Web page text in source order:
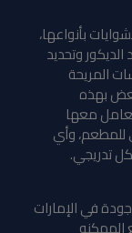
بأنواعها،
وتحديد
المريحة
بهذه
معها
للمطعم، وأي
تدريجي.
في الإمارات